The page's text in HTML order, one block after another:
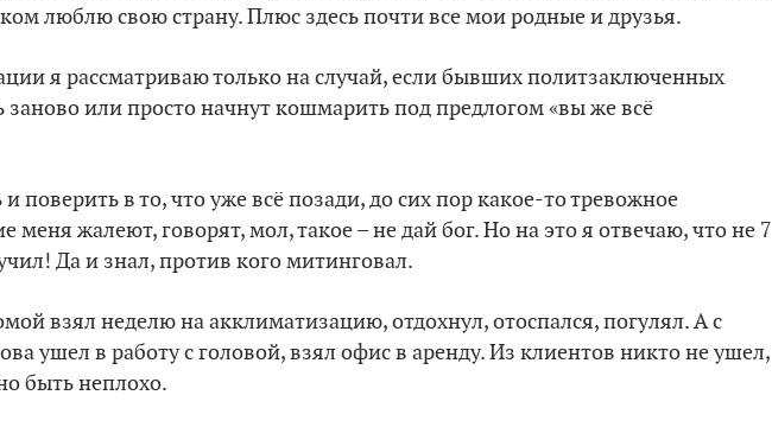
люблю свою страну. Плюс здесь почти все мои родные и друзья.
я рассматриваю только на случай, если бывших политзаключенных
заново или просто начнут кошмарить под предлогом «вы же всё
поверить в то, что уже всё позади, до сих пор какое-то тревожное
меня жалеют, говорят, мол, такое – не дай бог. Но на это я отвечаю, что не 7
Да и знал, против кого митинговал.
взял неделю на акклиматизацию, отдохнул, отоспался, погулял. А с
ушел в работу с головой, взял офис в аренду. Из клиентов никто не ушел,
быть неплохо.